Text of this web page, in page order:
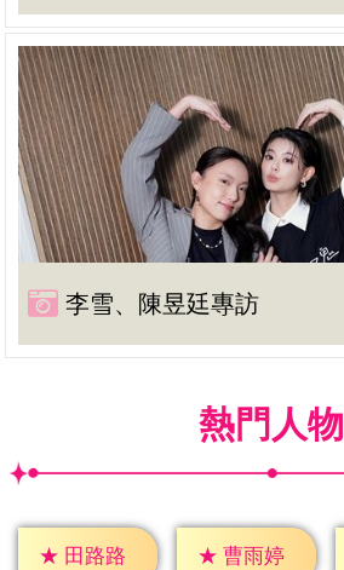
李雪、陳昱廷專訪
熱門人物
★ 田路路 ★ 曹雨婷